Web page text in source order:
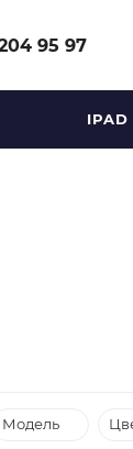
95 97
IPAD
Модель